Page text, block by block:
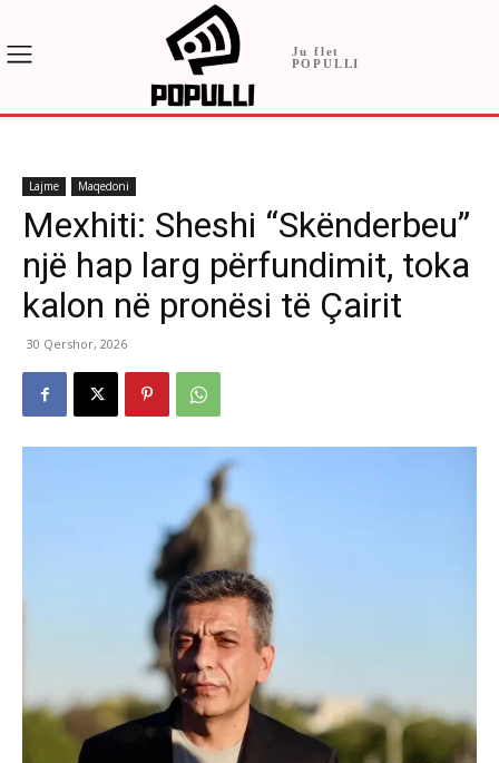
Ju flet
POPULLI
Lajme Maqedoni
Mexhiti: Sheshi “Skënderbeu”
një hap larg përfundimit, toka
kalon në pronësi të Çairit
30 Qershor, 2026